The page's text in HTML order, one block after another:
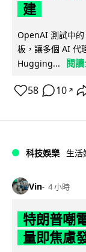
建
OpenAI 測試中
板，讓多個 AI 代
Hugging...
閱
58 10 ↗
科技娛樂 生活
Vin 4 小時
特朗普嘲
量即焦慮